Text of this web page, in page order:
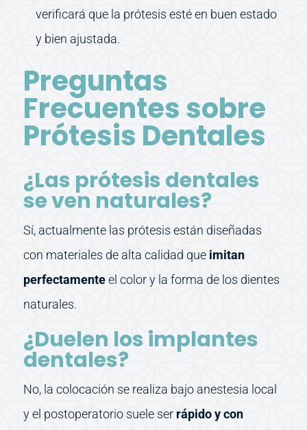
verificará que la prótesis esté en buen estado
y bien ajustada.
Preguntas
Frecuentes sobre
Prótesis Dentales
¿Las prótesis dentales
se ven naturales?
Sí, actualmente las prótesis están diseñadas
con materiales de alta calidad que imitan
perfectamenteel color y la forma de los dientes
naturales.
¿Duelen los implantes
dentales?
No, la colocación se realiza bajo anestesia local
y el postoperatorio suele ser rápido y con